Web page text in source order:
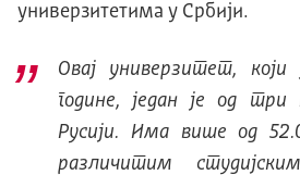
универзитетима у Србији.
Овај универзитет,
године, један је од три
Русији. Има више од
различитим